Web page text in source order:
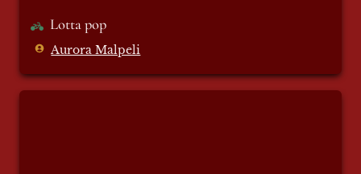
Lotta pop
Aurora Malpeli